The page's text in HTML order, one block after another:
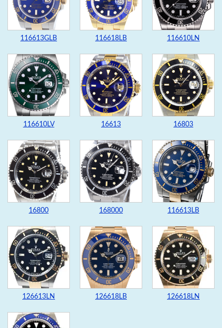
116613GLB 116618LB 116610LN
116610LV 16613 16803
16800 168000 116613LB
126613LN 126618LB 126618LN